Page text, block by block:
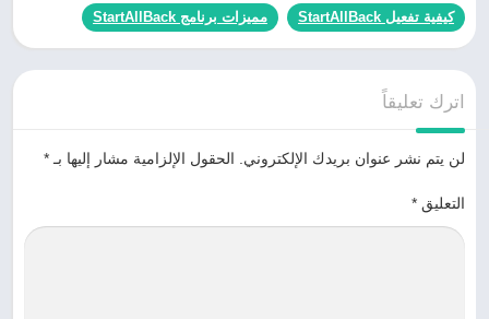
كيفية تفعيل StartAllBack مميزات برنامج StartAllBack
اترك تعليقاً
لن يتم نشر عنوان بريدك الإلكتروني. الحقول الإلزامية مشار إليها بـ *
التعليق *